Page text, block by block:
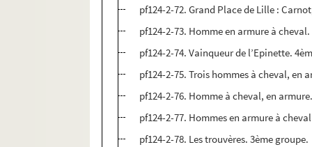
pf124-2-72. Grand Place de Lille :
pf124-2-73. Homme en armure à
pf124-2-74. Vainqueur de l’Epinette.
pf124-2-75. Trois hommes à cheval, en
pf124-2-76. Homme à cheval, en
pf124-2-77. Hommes en armure à
pf124-2-78. Les trouvères. 3ème groupe.